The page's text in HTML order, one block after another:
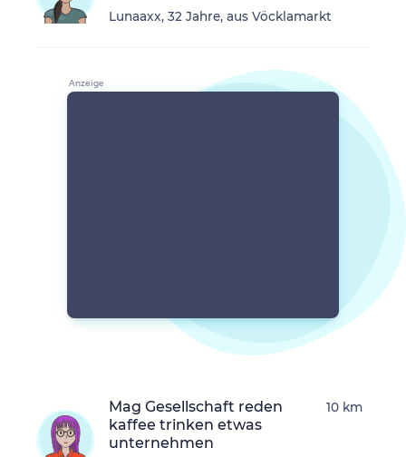
Lunaaxx, 32 Jahre, aus Vöcklamarkt
Mag Gesellschaft reden
kaffee trinken etwas
unternehmen
10 km